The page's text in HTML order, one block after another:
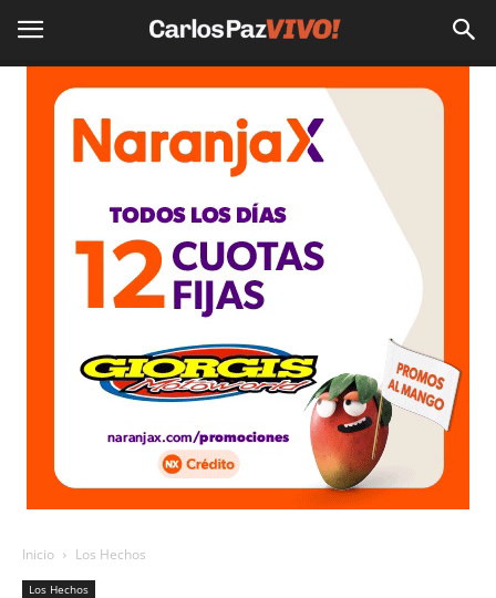
Inicio Los Hechos
Los Hechos